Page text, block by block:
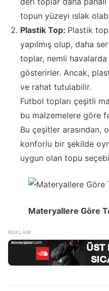
topun yüzeyi ıslak
Plastik Top: Plastik
yapılmış olup, daha
toplar, nemli
gösterirler. Ancak,
ve rahat tutulabilir.
Futbol topları çeşitli
bu malzemelere göre
Bu çeşitler arasından,
konforlu bir şekilde
uygun olan topu
Materyallere Göre